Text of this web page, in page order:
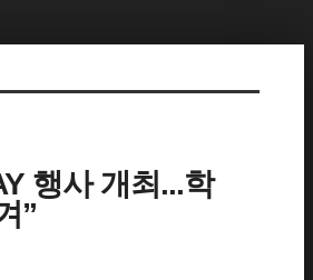
행사 개최...학
”